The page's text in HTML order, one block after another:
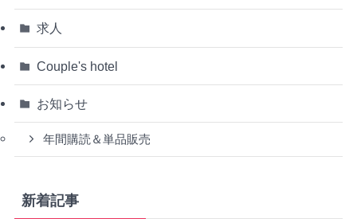
求人
Couple's hotel
お知らせ
年間購読＆単品販売
新着記事